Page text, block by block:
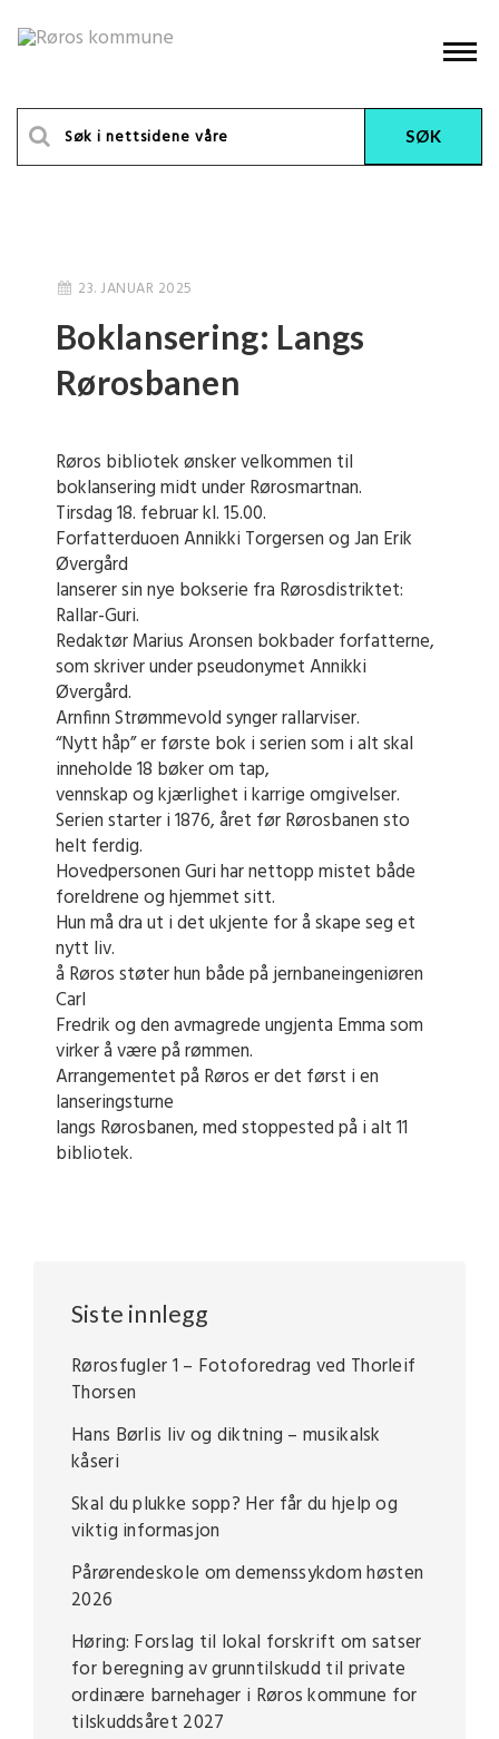
23. JANUAR 2025
Boklansering: Langs
Rørosbanen
Røros bibliotek ønsker velkommen til
boklansering midt under Rørosmartnan.
Tirsdag 18. februar kl. 15.00.
Forfatterduoen Annikki Torgersen og Jan Erik
Øvergård
lanserer sin nye bokserie fra Rørosdistriktet:
Rallar-Guri.
Redaktør Marius Aronsen bokbader forfatterne,
som skriver under pseudonymet Annikki
Øvergård.
Arnfinn Strømmevold synger rallarviser.
“Nytt håp” er første bok i serien som i alt skal
inneholde 18 bøker om tap,
vennskap og kjærlighet i karrige omgivelser.
Serien starter i 1876, året før Rørosbanen sto
helt ferdig.
Hovedpersonen Guri har nettopp mistet både
foreldrene og hjemmet sitt.
Hun må dra ut i det ukjente for å skape seg et
nytt liv.
å Røros støter hun både på jernbaneingeniøren
Carl
Fredrik og den avmagrede ungjenta Emma som
virker å være på rømmen.
Arrangementet på Røros er det først i en
lanseringsturne
langs Rørosbanen, med stoppested på i alt 11
bibliotek.
Siste innlegg
Rørosfugler 1 – Fotoforedrag ved Thorleif
Thorsen
Hans Børlis liv og diktning – musikalsk
kåseri
Skal du plukke sopp? Her får du hjelp og
viktig informasjon
Pårørendeskole om demenssykdom høsten
2026
Høring: Forslag til lokal forskrift om satser
for beregning av grunntilskudd til private
ordinære barnehager i Røros kommune for
tilskuddsåret 2027